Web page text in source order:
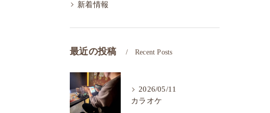
新着情報
最近の投稿 Recent Posts
2026/05/11
カラオケ